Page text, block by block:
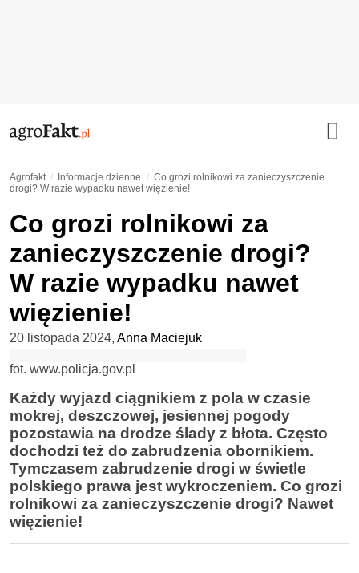
Agrofakt Informacje dzienne
Co grozi rolnikowi za zanieczyszczenie
drogi? W razie wypadku nawet więzienie!
Co grozi rolnikowi za
zanieczyszczenie drogi?
W razie wypadku nawet
więzienie!
20 listopada 2024, Anna Maciejuk
fot. www.policja.gov.pl
Każdy wyjazd ciągnikiem z pola w czasie
mokrej, deszczowej, jesiennej pogody
pozostawia na drodze ślady z błota. Często
dochodzi też do zabrudzenia obornikiem.
Tymczasem zabrudzenie drogi w świetle
polskiego prawa jest wykroczeniem. Co grozi
rolnikowi za zanieczyszczenie drogi? Nawet
więzienie!